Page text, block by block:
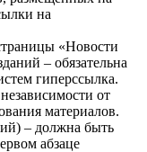
на
«Новости
– обязательна
гиперссылка.
от
материалов.
– должна быть
абзаце